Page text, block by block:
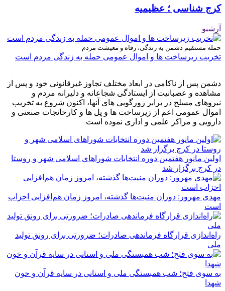
کرج شناسی ؛ عظیمیه
آرشیو
حمله مستقیم دشمن به زندگی، رفاه و معیشت مردم
تخریب زیرساخت ها و اموال عمومی حمله به زندگی مردم است
دشمن پس از ناکامی در ابعاد مختلف تجاوز غیرقانونی خود و پس از
مشاهده و عصبانیت از ایستادگی شجاعانه و دلیرانه مردم و
نیروهای مسلح در برابر زورگویی های آنها، اکنون شروع به تخریب
اموال عمومی اعم از زیرساخت ها و پل ها و کارخانجات صنعتی و
دارویی و مراکز علمی و اداری نموده است
اولین مانور هفتمین دوره انتخابات شوراهای اسلامی شهر و روستا
در کرج برگزار شد
مهدی مهرور: دوران منیت‌ها گذشته، امروز زمان هم‌افزایی احزاب
است
راه‌اندازی قرارگاه فرماندهی صادرات؛ ضرورتی برای رونق تولید
ملی
به سوی فتح؛ شب همبستگی ملی و استانی در سایه قرآن و خون
شهدا